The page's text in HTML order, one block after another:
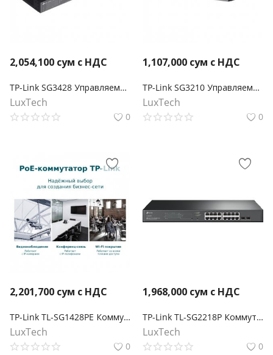
2,054,100 сум с НДС
TP-Link SG3428 Управляемый коммутатор Omada уровня 2+ с 24 гигабитными портами RJ45 и 4 портами SFP
LuxTech
0
1,107,000 сум с НДС
TP-Link SG3210 Управляемый коммутатор Omada уровня 2+ с 8 гигабитными портами RJ45 и 2 портами SFP
LuxTech
0
2,201,700 сум с НДС
TP-Link TL-SG1428PE Коммутатор Easy Smart с 26 гигабитными портами RJ45 (24 порта PoE+) и 2 портами SFP
LuxTech
0
1,968,000 сум с НДС
TP-Link TL-SG2218P Коммутатор JetStream Smart с 16 гигабитными портами PoE+ и 2 портами SFP
LuxTech
0